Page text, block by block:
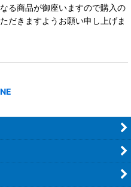
る商品が御座いますので購入の
だきますようお願い申し上げま